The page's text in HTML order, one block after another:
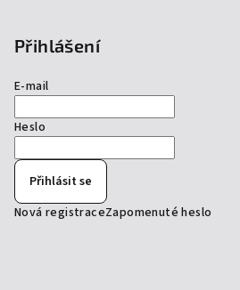
Přihlášení
E-mail
Heslo
Přihlásit se
Nová registraceZapomenuté heslo